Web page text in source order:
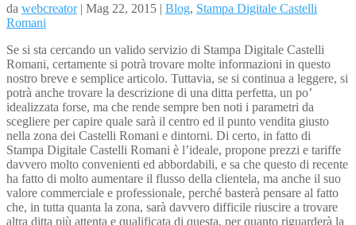
da webcreator| Mag 22, 2015 | Blog, Stampa Digitale Castelli
Romani
Se si sta cercando un valido servizio di Stampa Digitale Castelli
Romani, certamente si potrà trovare molte informazioni in questo
nostro breve e semplice articolo. Tuttavia, se si continua a leggere, si
potrà anche trovare la descrizione di una ditta perfetta, un po’
idealizzata forse, ma che rende sempre ben noti i parametri da
scegliere per capire quale sarà il centro ed il punto vendita giusto
nella zona dei Castelli Romani e dintorni. Di certo, in fatto di
Stampa Digitale Castelli Romani è l’ideale, propone prezzi e tariffe
davvero molto convenienti ed abbordabili, e sa che questo di recente
ha fatto di molto aumentare il flusso della clientela, ma anche il suo
valore commerciale e professionale, perché basterà pensare al fatto
che, in tutta quanta la zona, sarà davvero difficile riuscire a trovare
altra ditta più attenta e qualificata di questa, per quanto riguarderà la